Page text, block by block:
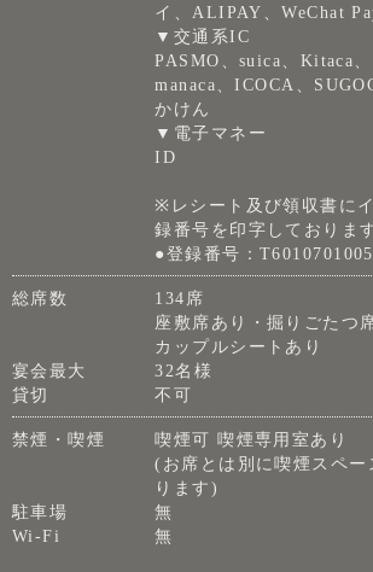
イ、ALIPAY、WeChat
▼交通系IC
PASMO、suica、Kitaca、
manaca、ICOCA、
かけん
▼電子マネー
ID
※レシート及び領収書に
録番号を印字しておりま
●登録番号：
総席数
134席
座敷席あり・掘りごたつ
カップルシートあり
宴会最大
32名様
貸切
不可
禁煙・喫煙
喫煙可 喫煙専用室あり
(お席とは別に喫煙スペー
ります)
駐車場
無
Wi-Fi
無